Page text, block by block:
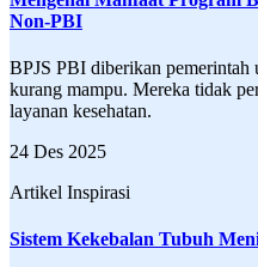
Non-PBI
BPJS PBI diberikan pemerintah
kurang mampu. Mereka tidak
layanan kesehatan.
24 Des 2025
Artikel Inspirasi
Sistem Kekebalan Tubuh